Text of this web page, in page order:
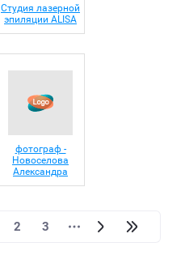
Студия лазерной
эпиляции ALISA
фотограф -
Новоселова
Александра
2 3